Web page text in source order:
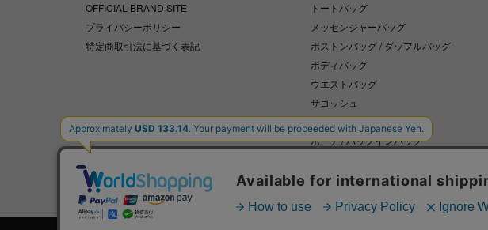
OFFICIAL BRAND SITE
プライバシーポリシー
特定商取引法に基づく表記
トートバッグ
メッセンジャーバッグ
ボストンバッグ / ダッフルバッグ
ボディバッグ
ウエストバッグ
サコッシュ
クラッチバッグ
ポーチ / バッグインバッグ
アクセサリー / その他